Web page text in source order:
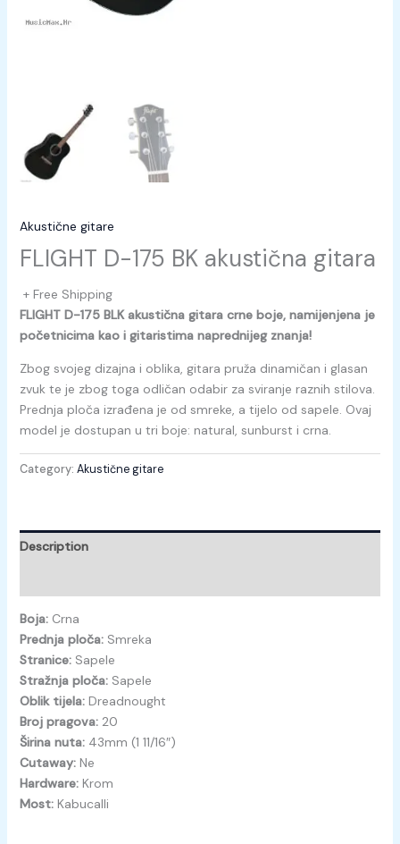
Akustične gitare
FLIGHT D-175 BK akustična gitara
+ Free Shipping
FLIGHT D-175 BLK akustična gitara crne boje, namijenjena je
početnicima kao i gitaristima naprednijeg znanja!
Zbog svojeg dizajna i oblika, gitara pruža dinamičan i glasan
zvuk te je zbog toga odličan odabir za sviranje raznih stilova.
Prednja ploča izrađena je od smreke, a tijelo od sapele. Ovaj
model je dostupan u tri boje: natural, sunburst i crna.
Category: Akustične gitare
Description
Boja:Crna
Prednja ploča:Smreka
Stranice:Sapele
Stražnja ploča:Sapele
Oblik tijela:Dreadnought
Broj pragova:20
Širina nuta:43mm (1 11/16″)
Cutaway:Ne
Hardware:Krom
Most:Kabucalli